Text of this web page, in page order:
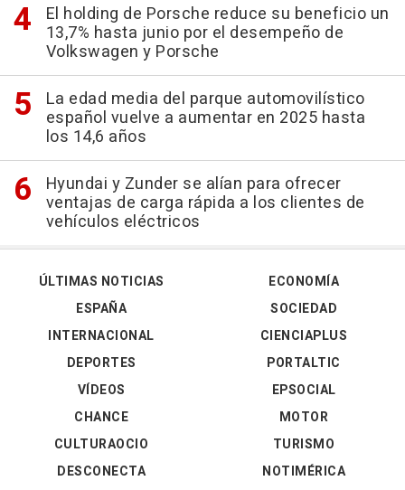
El holding de Porsche reduce su beneficio un
13,7% hasta junio por el desempeño de
Volkswagen y Porsche
La edad media del parque automovilístico
español vuelve a aumentar en 2025 hasta
los 14,6 años
Hyundai y Zunder se alían para ofrecer
ventajas de carga rápida a los clientes de
vehículos eléctricos
ÚLTIMAS NOTICIAS
ESPAÑA
INTERNACIONAL
DEPORTES
VÍDEOS
ECONOMÍA
SOCIEDAD
CIENCIAPLUS
PORTALTIC
EPSOCIAL
CHANCE
CULTURAOCIO
DESCONECTA
MOTOR
TURISMO
NOTIMÉRICA